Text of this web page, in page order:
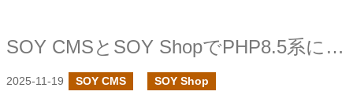
SOY CMSとSOY ShopでPHP8.5系に対応しています
2025-11-19 SOY CMS SOY Shop